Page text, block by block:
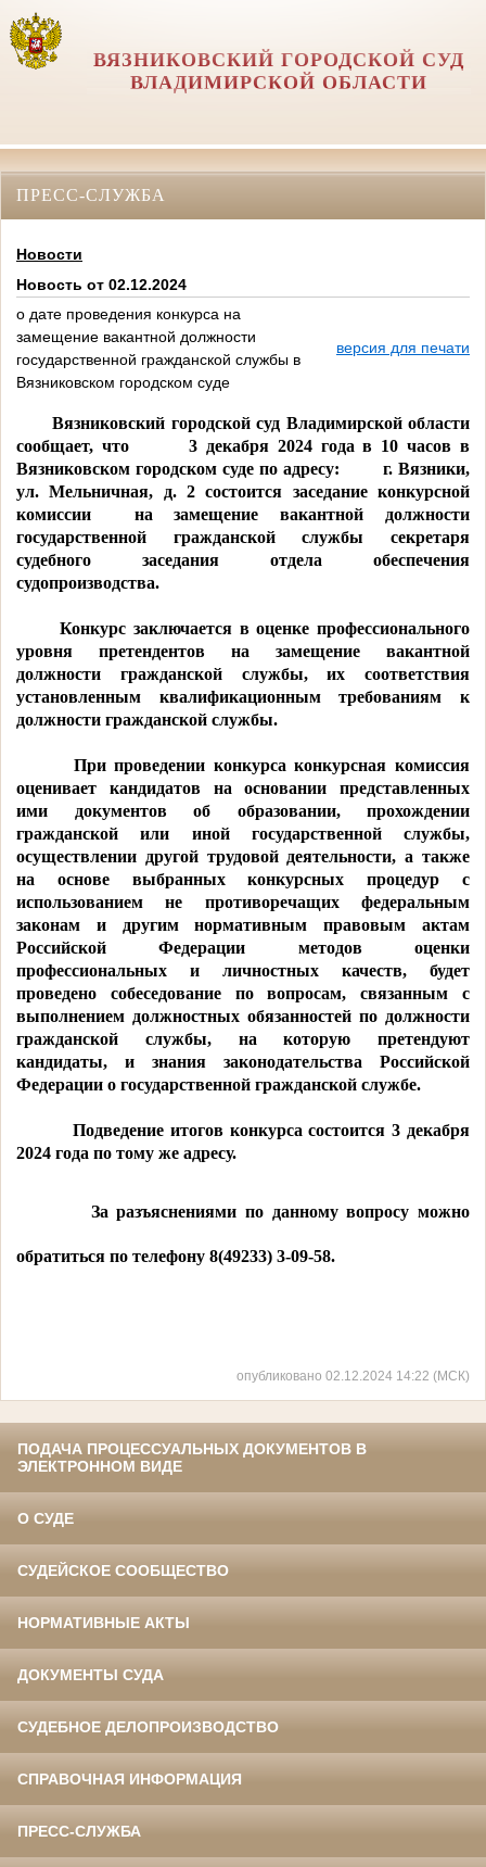
ВЯЗНИКОВСКИЙ ГОРОДСКОЙ СУД
ВЛАДИМИРСКОЙ ОБЛАСТИ
ПРЕСС-СЛУЖБА
Новости
Новость от 02.12.2024
о дате проведения конкурса на
замещение вакантной должности
государственной гражданской службы в
Вязниковском городском суде
версия для печати
Вязниковский городской суд Владимирской области
сообщает, что 3 декабря 2024 года в 10 часов в
Вязниковском городском суде по адресу: г. Вязники,
ул. Мельничная, д. 2 состоится заседание конкурсной
комиссии на замещение вакантной должности
государственной гражданской службы секретаря
судебного заседания отдела обеспечения
судопроизводства.
Конкурс заключается в оценке профессионального
уровня претендентов на замещение вакантной
должности гражданской службы, их соответствия
установленным квалификационным требованиям к
должности гражданской службы.
При проведении конкурса конкурсная комиссия
оценивает кандидатов на основании представленных
ими документов об образовании, прохождении
гражданской или иной государственной службы,
осуществлении другой трудовой деятельности, а также
на основе выбранных конкурсных процедур с
использованием не противоречащих федеральным
законам и другим нормативным правовым актам
Российской Федерации методов оценки
профессиональных и личностных качеств, будет
проведено собеседование по вопросам, связанным с
выполнением должностных обязанностей по должности
гражданской службы, на которую претендуют
кандидаты, и знания законодательства Российской
Федерации о государственной гражданской службе.
Подведение итогов конкурса состоится 3 декабря
2024 года по тому же адресу.
За разъяснениями по данному вопросу можно
обратиться по телефону 8(49233) 3-09-58.
опубликовано 02.12.2024 14:22 (МСК)
ПОДАЧА ПРОЦЕССУАЛЬНЫХ ДОКУМЕНТОВ В
ЭЛЕКТРОННОМ ВИДЕ
О СУДЕ
СУДЕЙСКОЕ СООБЩЕСТВО
НОРМАТИВНЫЕ АКТЫ
ДОКУМЕНТЫ СУДА
СУДЕБНОЕ ДЕЛОПРОИЗВОДСТВО
СПРАВОЧНАЯ ИНФОРМАЦИЯ
ПРЕСС-СЛУЖБА